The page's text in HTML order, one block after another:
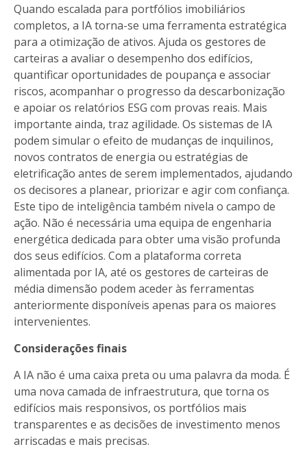
Quando escalada para portfólios imobiliários
completos, a IA torna-se uma ferramenta estratégica
para a otimização de ativos. Ajuda os gestores de
carteiras a avaliar o desempenho dos edifícios,
quantificar oportunidades de poupança e associar
riscos, acompanhar o progresso da descarbonização
e apoiar os relatórios ESG com provas reais. Mais
importante ainda, traz agilidade. Os sistemas de IA
podem simular o efeito de mudanças de inquilinos,
novos contratos de energia ou estratégias de
eletrificação antes de serem implementados, ajudando
os decisores a planear, priorizar e agir com confiança.
Este tipo de inteligência também nivela o campo de
ação. Não é necessária uma equipa de engenharia
energética dedicada para obter uma visão profunda
dos seus edifícios. Com a plataforma correta
alimentada por IA, até os gestores de carteiras de
média dimensão podem aceder às ferramentas
anteriormente disponíveis apenas para os maiores
intervenientes.
Considerações finais
A IA não é uma caixa preta ou uma palavra da moda. É
uma nova camada de infraestrutura, que torna os
edifícios mais responsivos, os portfólios mais
transparentes e as decisões de investimento menos
arriscadas e mais precisas.